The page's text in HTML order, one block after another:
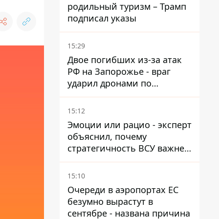
родильный туризм – Трамп
подписал указы
15:29
Двое погибших из-за атак
РФ на Запорожье - враг
ударил дронами по
автомобилю и поселку
15:12
Эмоции или рацио - эксперт
объяснил, почему
стратегичность ВСУ важнее
эмоциональных атак РФ
15:10
Очереди в аэропортах ЕС
безумно вырастут в
сентябре - названа причина